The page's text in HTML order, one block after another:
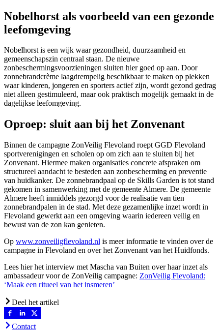
Nobelhorst als voorbeeld van een gezonde
leefomgeving
Nobelhorst is een wijk waar gezondheid, duurzaamheid en
gemeenschapszin centraal staan. De nieuwe
zonbeschermingsvoorzieningen sluiten hier goed op aan. Door
zonnebrandcrème laagdrempelig beschikbaar te maken op plekken
waar kinderen, jongeren en sporters actief zijn, wordt gezond gedrag
niet alleen gestimuleerd, maar ook praktisch mogelijk gemaakt in de
dagelijkse leefomgeving.
Oproep: sluit aan bij het Zonvenant
Binnen de campagne ZonVeilig Flevoland roept GGD Flevoland
sportverenigingen en scholen op om zich aan te sluiten bij het
Zonvenant. Hiermee maken organisaties concrete afspraken om
structureel aandacht te besteden aan zonbescherming en preventie
van huidkanker. De zonnebrandpaal op de Skills Garden is tot stand
gekomen in samenwerking met de gemeente Almere. De gemeente
Almere heeft inmiddels gezorgd voor de realisatie van tien
zonnebrandpalen in de stad. Met deze gezamenlijke inzet wordt in
Flevoland gewerkt aan een omgeving waarin iedereen veilig en
bewust van de zon kan genieten.
Op www.zonveiligflevoland.nl is meer informatie te vinden over de
campagne in Flevoland en over het Zonvenant van het Huidfonds.
Lees hier het interview met Mascha van Buiten over haar inzet als
ambassadeur voor de ZonVeilig campagne: ZonVeilig Flevoland:
‘Maak een ritueel van het insmeren’
Deel het artikel
Contact